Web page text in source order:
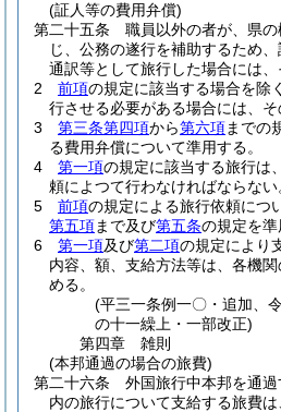
(証人等の費用弁償)
第二十五条
職員以外の者が、県
じ、公務の遂行を補助するため、
通訳等として旅行した場合には、
2
前項の規定に該当する場合を除
行させる必要がある場合には、そ
3
第三条第四項から第六項までの
る費用弁償について準用する。
4
第一項の規定に該当する旅行は
頼によつて行わなければならない
5
前項の規定による旅行依頼につ
第五項まで及び第五条の規定を準
6
第一項及び第二項の規定により
内容、額、支給方法等は、各機
める。
(平三一条例一〇・追加、
の十一繰上・一部改正)
第四章
雑則
(本邦通過の場合の旅費)
第二十六条
外国旅行中本邦を通
内の旅行について支給する旅費